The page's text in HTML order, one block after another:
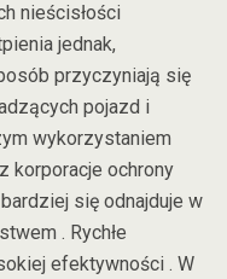
nieścisłości
jednak,
przyczyniają się
pojazd i
wykorzystaniem
korporacje ochrony
się odnajduje w
. Rychłe
efektywności . W